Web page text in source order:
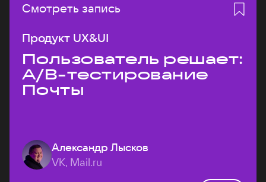
Смотреть запись
Продукт UX&UI
Пользователь решает:
A/B-тестирование
Почты
Александр Лысков
VK, Mail.ru